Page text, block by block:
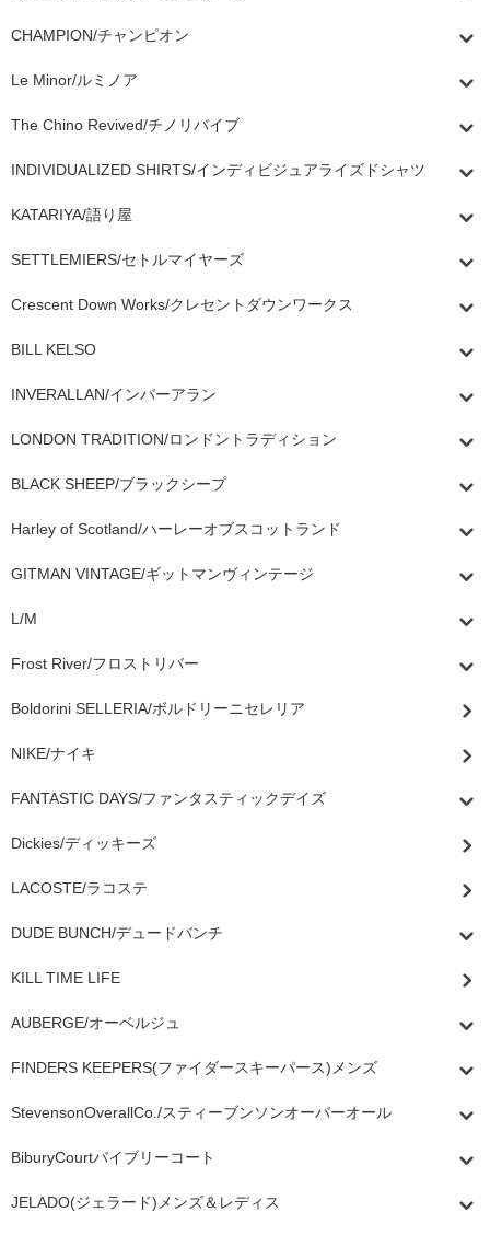
CHAMPION/チャンピオン
Le Minor/ルミノア
The Chino Revived/チノリバイブ
INDIVIDUALIZED SHIRTS/インディビジュアライズドシャツ
KATARIYA/語り屋
SETTLEMIERS/セトルマイヤーズ
Crescent Down Works/クレセントダウンワークス
BILL KELSO
INVERALLAN/インバーアラン
LONDON TRADITION/ロンドントラディション
BLACK SHEEP/ブラックシープ
Harley of Scotland/ハーレーオブスコットランド
GITMAN VINTAGE/ギットマンヴィンテージ
L/M
Frost River/フロストリバー
Boldorini SELLERIA/ボルドリーニセレリア
NIKE/ナイキ
FANTASTIC DAYS/ファンタスティックデイズ
Dickies/ディッキーズ
LACOSTE/ラコステ
DUDE BUNCH/デュードバンチ
KILL TIME LIFE
AUBERGE/オーベルジュ
FINDERS KEEPERS(ファイダースキーパース)メンズ
StevensonOverallCo./スティーブンソンオーバーオール
BiburyCourtバイブリーコート
JELADO(ジェラード)メンズ＆レディス